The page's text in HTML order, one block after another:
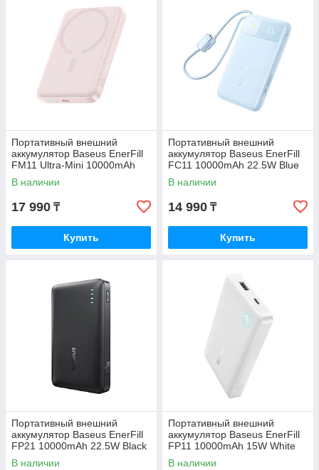
Портативный внешний
аккумулятор Baseus EnerFill
FM11 Ultra-Mini 10000mAh
22.5W Pink (E0026601)
В наличии
17 990 ₸
Купить
Портативный внешний
аккумулятор Baseus EnerFill
FC11 10000mAh 22.5W Blue
(E0027R06)
В наличии
14 990 ₸
Купить
Портативный внешний
аккумулятор Baseus EnerFill
FP21 10000mAh 22.5W Black
(P1008210D123-00)
В наличии
Портативный внешний
аккумулятор Baseus EnerFill
FP11 10000mAh 15W White
(P1008210C213-00)
В наличии